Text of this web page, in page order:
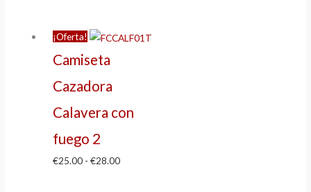
¡Oferta!
Camiseta
Cazadora
Calavera con
fuego 2
€25.00 - €28.00